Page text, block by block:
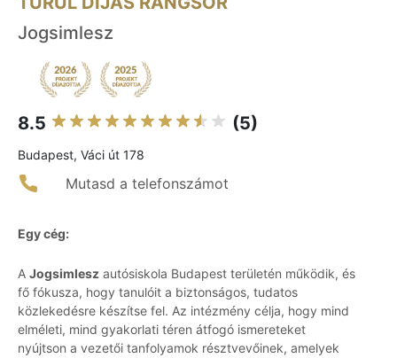
Jogsimlesz
8.5 (5)
Budapest, Váci út 178
Mutasd a telefonszámot
Egy cég:
A Jogsimlesz autósiskola Budapest területén működik, és
fő fókusza, hogy tanulóit a biztonságos, tudatos
közlekedésre készítse fel. Az intézmény célja, hogy mind
elméleti, mind gyakorlati téren átfogó ismereteket
nyújtson a vezetői tanfolyamok résztvevőinek, amelyek